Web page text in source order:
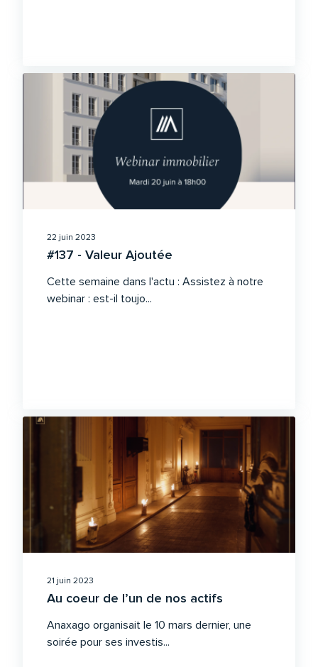
22 juin 2023
#137 - Valeur Ajoutée
Cette semaine dans l'actu : Assistez à notre
webinar : est-il toujo...
21 juin 2023
Au coeur de l’un de nos actifs
Anaxago organisait le 10 mars dernier, une
soirée pour ses investis...